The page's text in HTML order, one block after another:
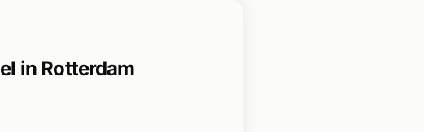
in Rotterdam